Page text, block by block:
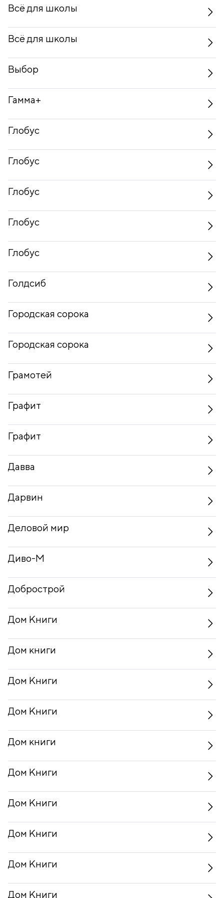
Всё для школы
Всё для школы
Выбор
Гамма+
Глобус
Глобус
Глобус
Глобус
Глобус
Голдсиб
Городская сорока
Городская сорока
Грамотей
Графит
Графит
Давва
Дарвин
Деловой мир
Диво-М
Добрострой
Дом Книги
Дом книги
Дом Книги
Дом Книги
Дом книги
Дом Книги
Дом Книги
Дом Книги
Дом Книги
Дом Книги